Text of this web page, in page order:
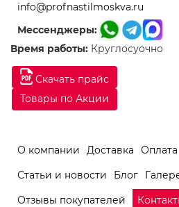
Скачать прайс
Товары по Акции
info@profnastilmoskva.ru
Мессенджеры:
Время работы: Круглосуочно
О компании Доставка Оплата
Статьи и новости
Блог
Отзывы покупателей